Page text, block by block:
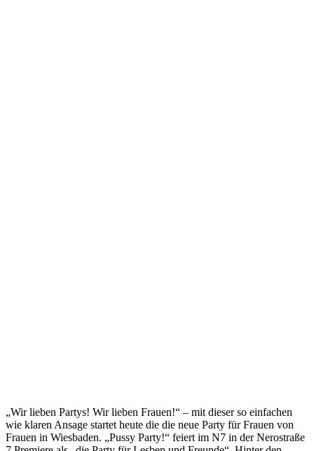
„Wir lieben Partys! Wir lieben Frauen!“ – mit dieser so einfachen
wie klaren Ansage startet heute die die neue Party für Frauen von
Frauen in Wiesbaden. „Pussy Party!“ feiert im N7 in der Nerostraße